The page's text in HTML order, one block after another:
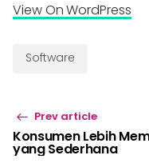
View On WordPress
Software
Prev article
Konsumen Lebih
yang Sederhana